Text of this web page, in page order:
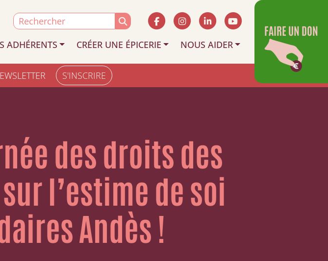
Search
for:
ADHÉRENTS CRÉER UNE ÉPICERIE NOUS AIDER
S'INSCRIRE
FAIRE UN DON
des droits des
l’estime de soi
Andès !